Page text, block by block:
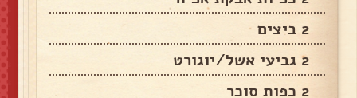
2 ביצים
2 גביעי אשל/יוגורט
2 כפות סוכר